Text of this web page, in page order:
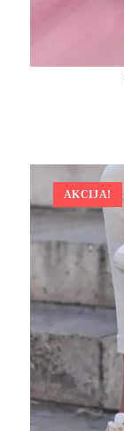
AKCIJA!